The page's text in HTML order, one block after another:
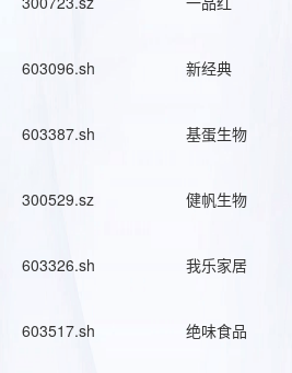
603096.sh 新经典
603387.sh 基蛋生物
300529.sz 健帆生物
603326.sh 我乐家居
603517.sh 绝味食品